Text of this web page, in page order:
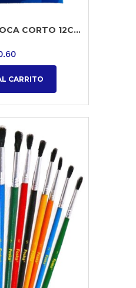
CORTO 12C...
CARRITO